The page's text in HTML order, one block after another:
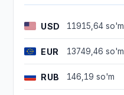
USD 11915,64 so'm
EUR 13749,46 so'm
RUB 146,19 so'm